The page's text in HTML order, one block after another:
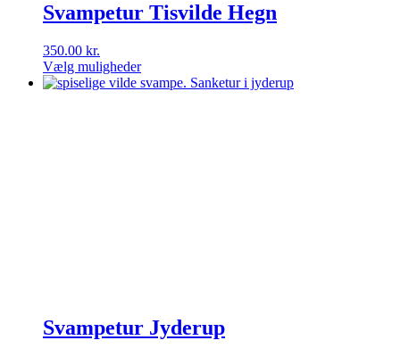
Svampetur Tisvilde Hegn
350.00 kr.
Vælg muligheder
Dette
Svampetur Jyderup